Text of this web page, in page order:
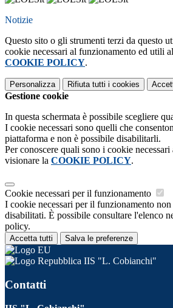
Notizie
Questo sito o gli strumenti terzi da questo
cookie necessari al funzionamento ed utili
COOKIE POLICY.
Personalizza Rifiuta tutti i cookies
Gestione cookie
In questa schermata è possibile scegliere
I cookie necessari sono quelli che
piattaforma e non è possibile disabilitarli.
Per conoscere quali sono i cookie
visionare la COOKIE POLICY.
Cookie necessari per il funzionamento
I cookie necessari per il funzionamento non
disabilitati. È possibile consultare l'elenco
policy.
Accetta tutti Salva le preferenze
IIS "L. Cobianchi"
Contatti